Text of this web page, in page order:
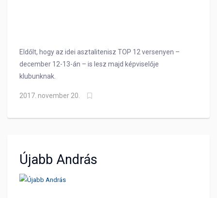
Eldőlt, hogy az idei asztalitenisz TOP 12 versenyen –
december 12-13-án – is lesz majd képviselője
klubunknak.
2017. november 20.
Újabb András